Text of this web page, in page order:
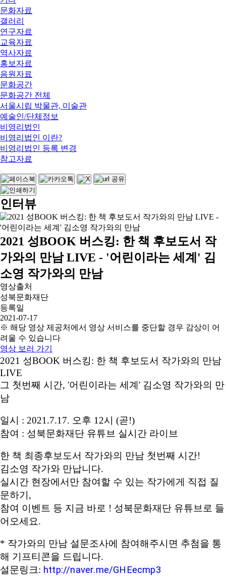
문화자료
갤러리
연구자료
교육자료
역사자료
홍보자료
음원자료
문화공간
문화공간 전체
서울시립 박물관, 미술관
예술인/단체정보
비영리법인
비영리법인 이란?
비영리법인 등록 변경
참고자료
인터뷰
2021 성BOOK 버스킹: 한 책 후보도서 작
가와의 만남 LIVE - '어린이라는 세계' 김
소영 작가와의 만남
영상출처
성북문화재단
등록일
2021-07-17
※ 해당 영상 제공처에서 영상 서비스를 중단할 경우 감상이 어
려울 수 있습니다
영상 보러 가기
2021 성BOOK 버스킹: 한 책 후보도서 작가와의 만남
LIVE
그 첫번째 시간, '어린이라는 세계' 김소영 작가와의 만
남
일시 : 2021.7.17. 오후 12시 (곧!)
참여 : 성북문화재단 유튜브 실시간 라이브
한 책 최종후보도서 작가와의 만남 첫번째 시간!
김소영 작가와 만납니다.
실시간 현장에서만 참여할 수 있는 작가에게 직접 질
문하기,
참여 이벤트 등 지금 바로 ! 성북문화재단 유튜브로 들
어오세요.
* 작가와의 만남 설문조사에 참여해주시면 추첨을 통
해 기프티콘을 드립니다.
설문링크: http://naver.me/GHEecmp3